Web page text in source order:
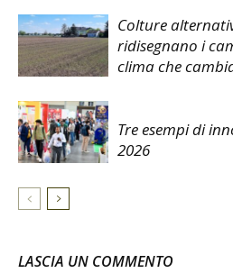
Colture
ridisegnano i
clima che
Tre esempi di
2026
LASCIA UN COMMENTO